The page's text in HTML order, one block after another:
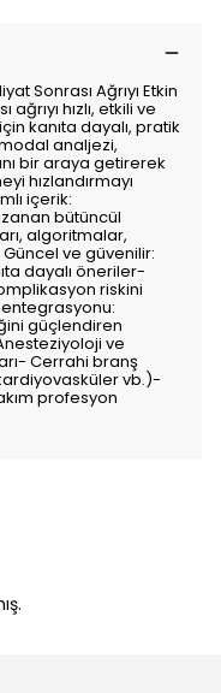
Sonrası Ağrıyı Etkin
hızlı, etkili ve
kanıta dayalı, pratik
analjezi,
bir araya getirerek
hızlandırmayı
içerik:
bütüncül
algoritmalar,
ve güvenilir:
dayalı öneriler-
riskini
güçlendiren
ve
Cerrahi branş
vb.)-
profesyon